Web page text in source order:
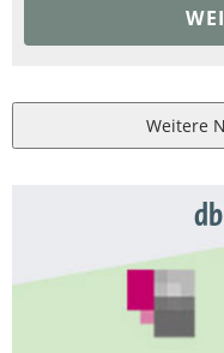
Weitere